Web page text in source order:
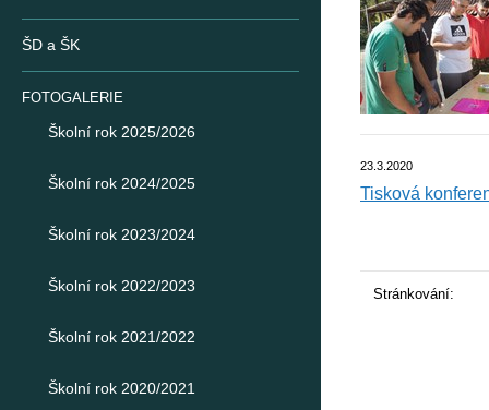
ŠD a ŠK
FOTOGALERIE
Školní rok 2025/2026
Školní rok 2024/2025
Školní rok 2023/2024
Školní rok 2022/2023
Školní rok 2021/2022
Školní rok 2020/2021
23.3.2020
Tisková
Stránkování: